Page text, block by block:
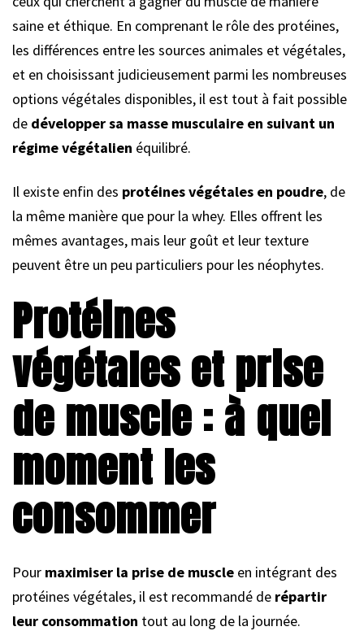
saine et éthique. En comprenant le rôle des protéines,
les différences entre les sources animales et végétales,
et en choisissant judicieusement parmi les nombreuses
options végétales disponibles, il est tout à fait possible
de développer sa masse musculaire en suivant un
régime végétalien équilibré.
Il existe enfin des protéines végétales en poudre, de
la même manière que pour la whey. Elles offrent les
mêmes avantages, mais leur goût et leur texture
peuvent être un peu particuliers pour les néophytes.
Protéines
végétales et prise
de muscle : à quel
moment les
consommer
Pour maximiser la prise de muscle en intégrant des
protéines végétales, il est recommandé de répartir
leur consommation tout au long de la journée.